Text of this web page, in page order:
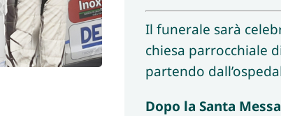
Il funerale sarà
chiesa parrocchiale
partendo
Dopo la Santa